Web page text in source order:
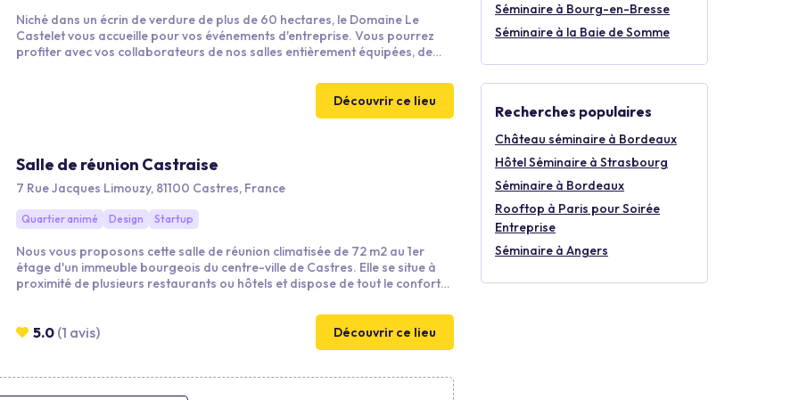
Séminaire à Bourg-en-Bresse
Séminaire à la Baie de Somme
Recherches populaires
Château séminaire à Bordeaux
Hôtel Séminaire à Strasbourg
Séminaire à Bordeaux
Rooftop à Paris pour Soirée
Entreprise
Séminaire à Angers
Niché dans un écrin de verdure de plus de 60 hectares, le Domaine Le
Castelet vous accueille pour vos événements d'entreprise. Vous pourrez
profiter avec vos collaborateurs de nos salles entièrement équipées, de
Découvrir ce lieu
Salle de réunion Castraise
7 Rue Jacques Limouzy, 81100 Castres, France
Quartier animé Design Startup
Nous vous proposons cette salle de réunion climatisée de 72 m2 au 1er
étage d'un immeuble bourgeois du centre-ville de Castres. Elle se situe à
proximité de plusieurs restaurants ou hôtels et dispose de tout le confort
5.0 (1 avis) Découvrir ce lieu